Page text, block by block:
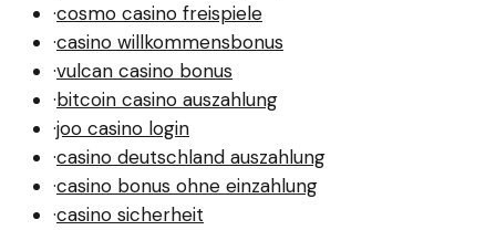
·cosmo casino freispiele
·casino willkommensbonus
·vulcan casino bonus
·bitcoin casino auszahlung
·joo casino login
·casino deutschland auszahlung
·casino bonus ohne einzahlung
·casino sicherheit